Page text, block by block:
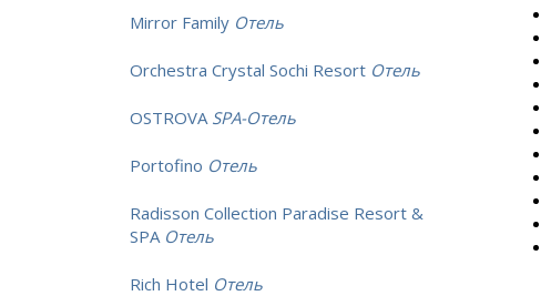
Mirror Family Отель
Orchestra Crystal Sochi Resort Отель
OSTROVA SPA-Отель
Portofino Отель
Radisson Collection Paradise Resort &
SPA Отель
Rich Hotel Отель